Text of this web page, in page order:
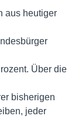
aus heutiger
Über die
bisherigen
jeder